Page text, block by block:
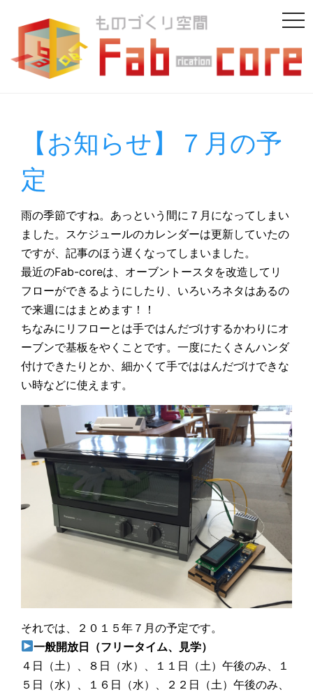
【お知らせ】７月の予
定
雨の季節ですね。あっという間に７月になってしまい
ました。スケジュールのカレンダーは更新していたの
ですが、記事のほう遅くなってしまいました。
最近のFab-coreは、オーブントースタを改造してリ
フローができるようにしたり、いろいろネタはあるの
で来週にはまとめます！！
ちなみにリフローとは手ではんだづけするかわりにオ
ーブンで基板をやくことです。一度にたくさんハンダ
付けできたりとか、細かくて手でははんだづけできな
い時などに使えます。
それでは、２０１５年７月の予定です。
一般開放日（フリータイム、見学）
４日（土）、８日（水）、１１日（土）午後のみ、１
５日（水）、１６日（水）、２２日（土）午後のみ、